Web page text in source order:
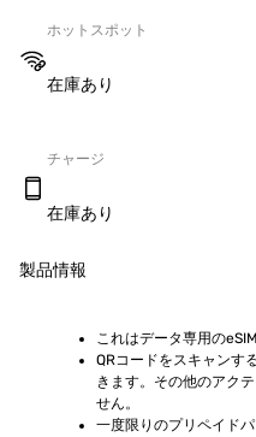
ホットスポット
在庫あり
チャージ
在庫あり
製品情報
これはデータ専用の
QRコードをスキャンす
きます。その他のアク
せん。
一度限りのプリペイド